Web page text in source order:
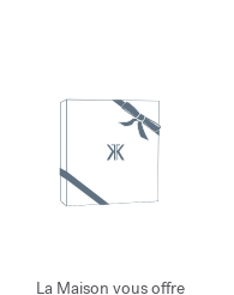
La Maison vous offre